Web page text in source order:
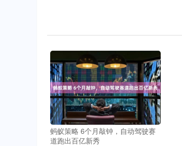
蚂蚁策略 6个月敲钟，自动驾驶赛
道跑出百亿新秀